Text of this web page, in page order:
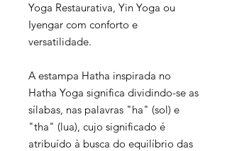
Yoga Restaurativa, Yin Yoga ou
Iyengar com conforto e
versatilidade.
A estampa Hatha inspirada no
Hatha Yoga significa dividindo-se as
sílabas, nas palavras "ha" (sol) e
"tha" (lua), cujo significado é
atribuído à busca do equilíbrio das